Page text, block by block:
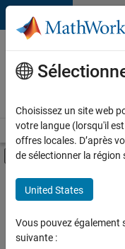
Passer au contenu
Votre
carrière
chez
Accueil Explorer nos
Activer/
Contenu principal
FILTRER PAR
Support avancé
Infrastructure et
Gestion des
Choisissez un site web
votre langue (lorsqu'il
offres locales. D’après
de sélectionner la région
United States
Vous pouvez également
suivante :